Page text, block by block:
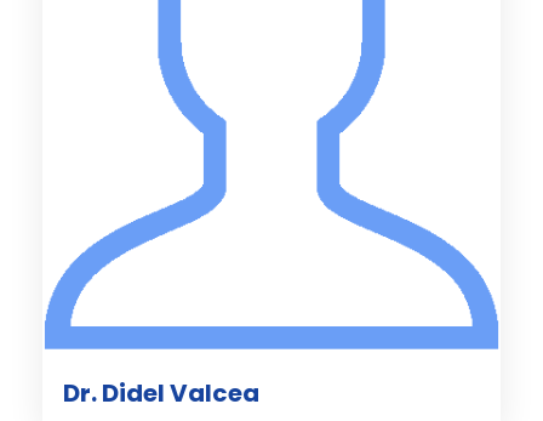
Dr. Didel Valcea